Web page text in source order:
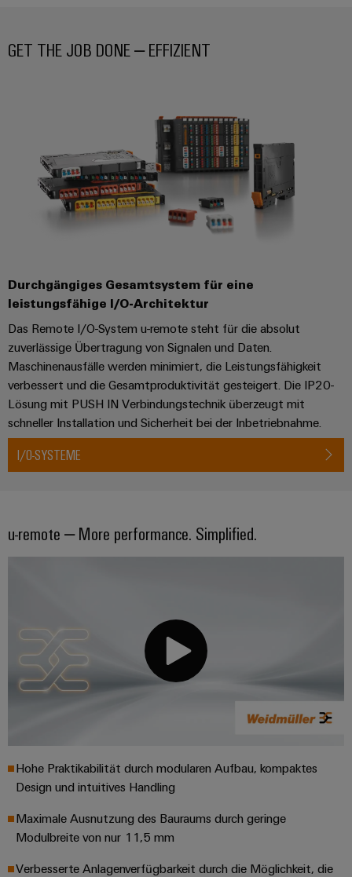
GET THE JOB DONE – EFFIZIENT
Durchgängiges Gesamtsystem für eine
leistungsfähige I/O-Architektur
Das Remote I/O-System u-remote steht für die absolut
zuverlässige Übertragung von Signalen und Daten.
Maschinenausfälle werden minimiert, die Leistungsfähigkeit
verbessert und die Gesamtproduktivität gesteigert. Die IP20-
Lösung mit PUSH IN Verbindungstechnik überzeugt mit
schneller Installation und Sicherheit bei der Inbetriebnahme.
I/O-SYSTEME
u-remote – More performance. Simplified.
Hohe Praktikabilität durch modularen Aufbau, kompaktes
Design und intuitives Handling
Maximale Ausnutzung des Bauraums durch geringe
Modulbreite von nur 11,5 mm
Verbesserte Anlagenverfügbarkeit durch die Möglichkeit, die